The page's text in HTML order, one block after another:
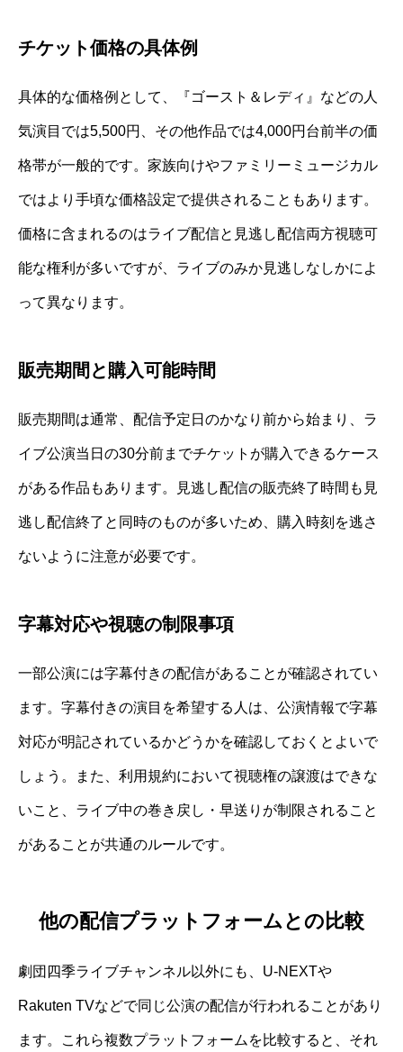
チケット価格の具体例
具体的な価格例として、『ゴースト＆レディ』などの人
気演目では5,500円、その他作品では4,000円台前半の価
格帯が一般的です。家族向けやファミリーミュージカル
ではより手頃な価格設定で提供されることもあります。
価格に含まれるのはライブ配信と見逃し配信両方視聴可
能な権利が多いですが、ライブのみか見逃しなしかによ
って異なります。
販売期間と購入可能時間
販売期間は通常、配信予定日のかなり前から始まり、ラ
イブ公演当日の30分前までチケットが購入できるケース
がある作品もあります。見逃し配信の販売終了時間も見
逃し配信終了と同時のものが多いため、購入時刻を逃さ
ないように注意が必要です。
字幕対応や視聴の制限事項
一部公演には字幕付きの配信があることが確認されてい
ます。字幕付きの演目を希望する人は、公演情報で字幕
対応が明記されているかどうかを確認しておくとよいで
しょう。また、利用規約において視聴権の譲渡はできな
いこと、ライブ中の巻き戻し・早送りが制限されること
があることが共通のルールです。
他の配信プラットフォームとの比較
劇団四季ライブチャンネル以外にも、U-NEXTや
Rakuten TVなどで同じ公演の配信が行われることがあり
ます。これら複数プラットフォームを比較すると、それ